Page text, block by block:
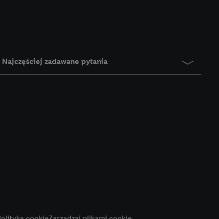
Najczęściej zadawane pytania
jednym z wyżej
możemy
rozpoznać
W tym celu
adres e-
adresu IP. Jeśli
użyciu adresu IP i
usług Lidl. W
Zgodę na
celów marketingu